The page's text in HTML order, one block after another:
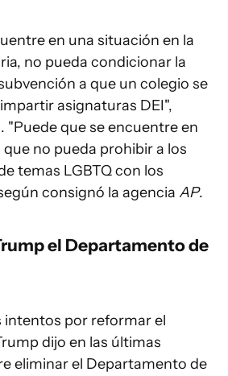
en una situación en la
no pueda condicionar la
a que un colegio se
asignaturas DEI",
que se encuentre en
no pueda prohibir a los
temas LGBTQ con los
consignó la agencia AP.
el Departamento de
intentos por reformar el
dijo en las últimas
eliminar el Departamento de